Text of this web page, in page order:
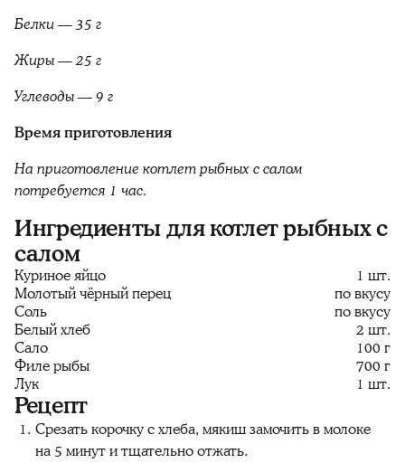
Белки — 35 г
Жиры — 25 г
Углеводы — 9 г
Время приготовления
На приготовление котлет рыбных с салом
потребуется 1 час.
Ингредиенты для котлет рыбных с
салом
Куриное яйцо
1 шт.
Молотый чёрный перец
по вкусу
Соль
по вкусу
Белый хлеб
2 шт.
Сало
100 г
Филе рыбы
700 г
Лук
1 шт.
Рецепт
Срезать корочку с хлеба, мякиш замочить в молоке
на 5 минут и тщательно отжать.